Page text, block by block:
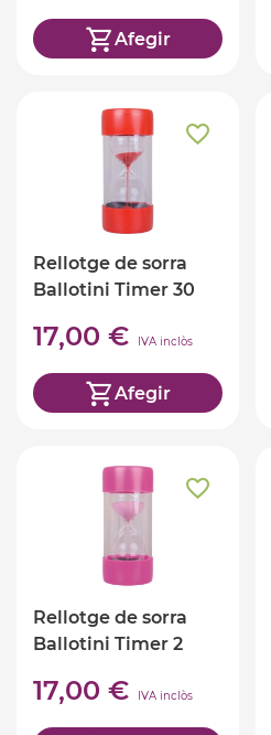
Afegir
Rellotge de sorra
Ballotini Timer 30
17,00 € IVA inclòs
Afegir
Rellotge de sorra
Ballotini Timer 2
17,00 € IVA inclòs